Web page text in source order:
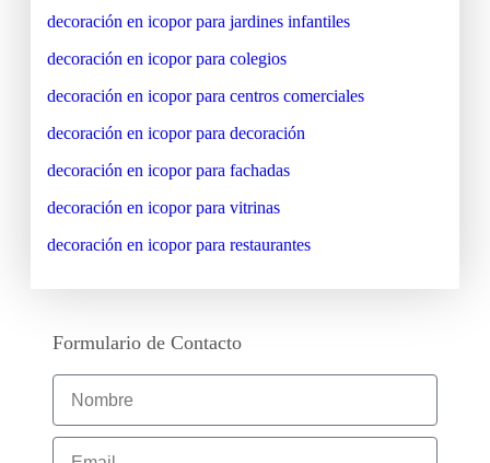
decoración en icopor para jardines infantiles
decoración en icopor para colegios
decoración en icopor para centros comerciales
decoración en icopor para decoración
decoración en icopor para fachadas
decoración en icopor para vitrinas
decoración en icopor para restaurantes
Formulario de Contacto